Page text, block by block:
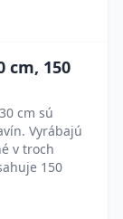
cm, 150
cm sú
Vyrábajú
v troch
150